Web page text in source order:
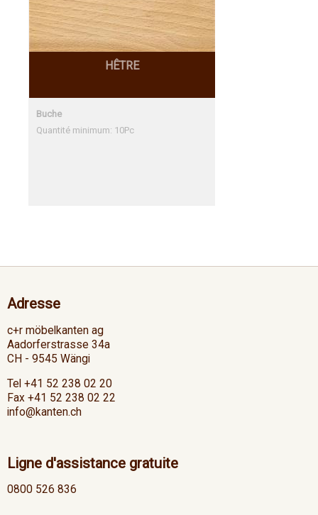
HÊTRE
Buche
Quantité minimum: 10Pc
Adresse
c+r möbelkanten ag
Aadorferstrasse 34a
CH - 9545 Wängi
Tel +41 52 238 02 20
Fax +41 52 238 02 22
info@kanten.ch
Ligne d'assistance gratuite
0800 526 836